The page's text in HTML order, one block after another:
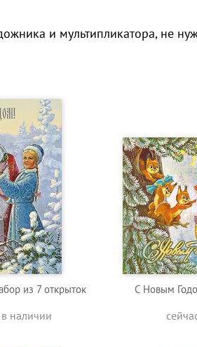
и мультипликатора, не
из 7 открыток
в наличии
C Новым